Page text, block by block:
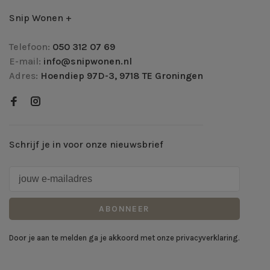
Snip Wonen +
Telefoon: 050 312 07 69
E-mail: info@snipwonen.nl
Adres: Hoendiep 97D-3, 9718 TE Groningen
Schrijf je in voor onze nieuwsbrief
ABONNEER
Door je aan te melden ga je akkoord met onze privacyverklaring.